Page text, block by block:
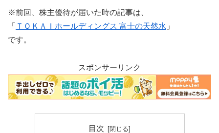
※前回、株主優待が届いた時の記事は、
「 ＴＯＫＡＩホールディングス 富士の天然水 」
です。
スポンサーリンク
目次